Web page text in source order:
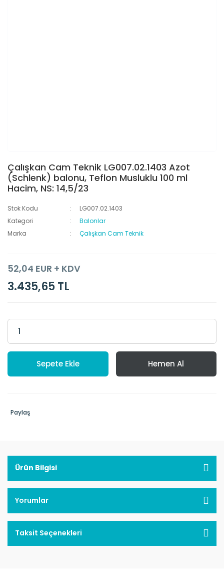
Çalışkan Cam Teknik LG007.02.1403 Azot
(Schlenk) balonu, Teflon Musluklu 100 ml
Hacim, NS: 14,5/23
Stok Kodu
LG007.02.1403
Kategori
Balonlar
Marka
Çalışkan Cam Teknik
52,04 EUR + KDV
3.435,65 TL
Sepete Ekle Hemen Al
Paylaş
Ürün Bilgisi
Yorumlar
Taksit Seçenekleri